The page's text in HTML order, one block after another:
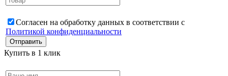
Согласен на обработку данных в соответствии с
Политикой конфиденциальности
Купить в 1 клик